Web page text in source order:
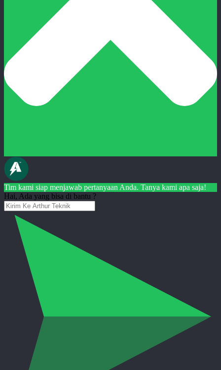
Tim kami siap menjawab pertanyaan Anda. Tanya kami apa saja!
Hai, Ada yang bisa di bantu ?